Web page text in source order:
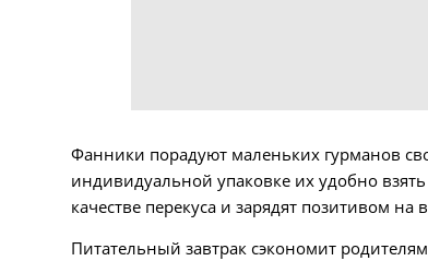
Фанники порадуют маленьких гурманов
индивидуальной упаковке их удобно
качестве перекуса и зарядят позитивом
Питательный завтрак сэкономит